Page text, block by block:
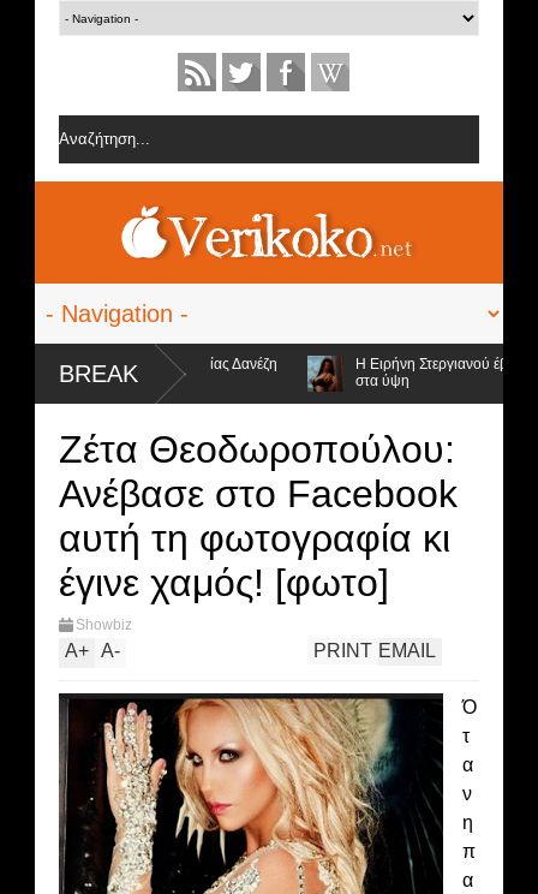
BREAK
από την ομάδα της Σοφίας Δανέζη
Η Ειρήνη Στεργιανού έβαλε
στα ύψη
Ζέτα Θεοδωροπούλου:
Ανέβασε στο Facebook
αυτή τη φωτογραφία κι
έγινε χαμός! [φωτο]
Showbiz
A+ A- EMAIL
PRINT
Ό
τ
α
ν
η
π
α